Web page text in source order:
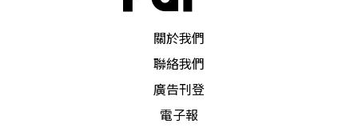
關於我們
聯絡我們
廣告刊登
電子報